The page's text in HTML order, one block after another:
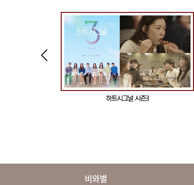
하트시그널 시즌3
비와별